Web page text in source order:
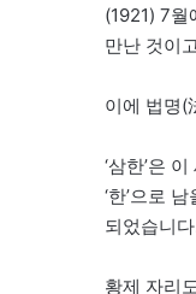
(1921) 7월
만난 것이
이에 법명(
‘삼한’은
‘한’으로
되었습니
황제 자리